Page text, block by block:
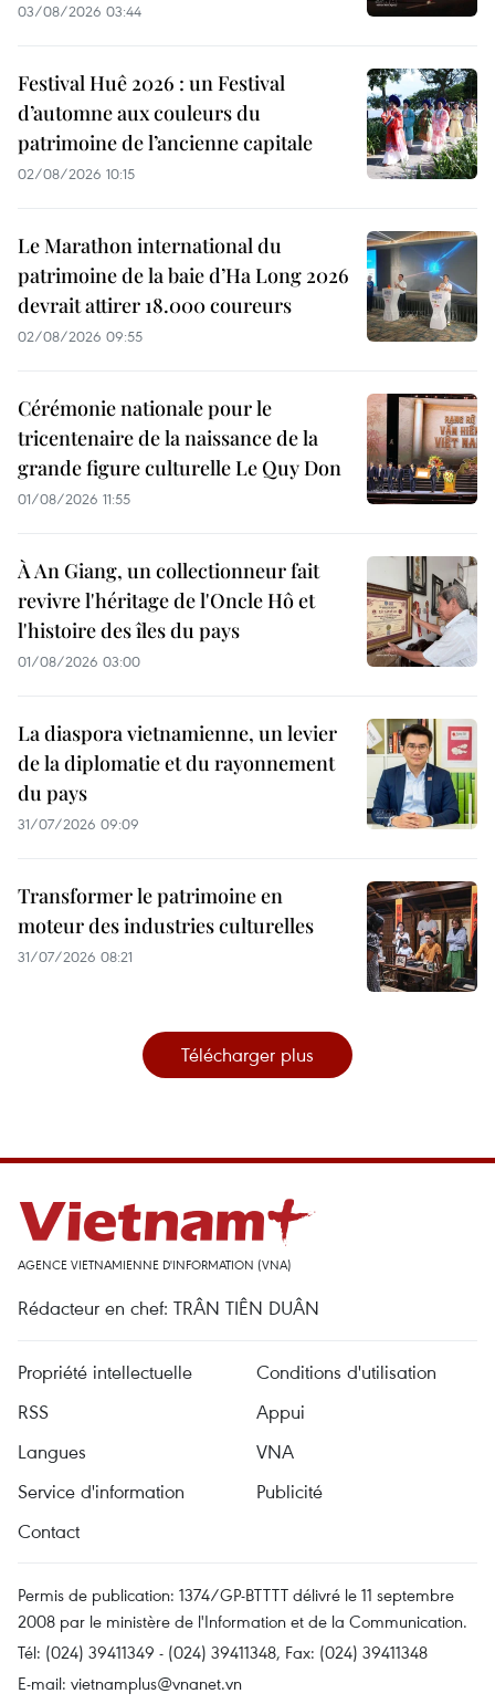
03/08/2026 03:44
Festival Huê 2026 : un Festival
d’automne aux couleurs du
patrimoine de l’ancienne capitale
02/08/2026 10:15
Le Marathon international du
patrimoine de la baie d’Ha Long 2026
devrait attirer 18.000 coureurs
02/08/2026 09:55
Cérémonie nationale pour le
tricentenaire de la naissance de la
grande figure culturelle Le Quy Don
01/08/2026 11:55
À An Giang, un collectionneur fait
revivre l'héritage de l'Oncle Hô et
l'histoire des îles du pays
01/08/2026 03:00
La diaspora vietnamienne, un levier
de la diplomatie et du rayonnement
du pays
31/07/2026 09:09
Transformer le patrimoine en
moteur des industries culturelles
31/07/2026 08:21
Télécharger plus
AGENCE VIETNAMIENNE D'INFORMATION (VNA)
Rédacteur en chef: TRÂN TIÊN DUÂN
Propriété intellectuelle
Conditions d'utilisation
RSS
Appui
Langues
VNA
Service d'information
Publicité
Contact
Permis de publication: 1374/GP-BTTTT délivré le 11 septembre
2008 par le ministère de l'Information et de la Communication.
Tél: (024) 39411349 - (024) 39411348, Fax: (024) 39411348
E-mail: vietnamplus@vnanet.vn